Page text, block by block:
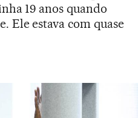
19 anos quando
Ele estava com quase